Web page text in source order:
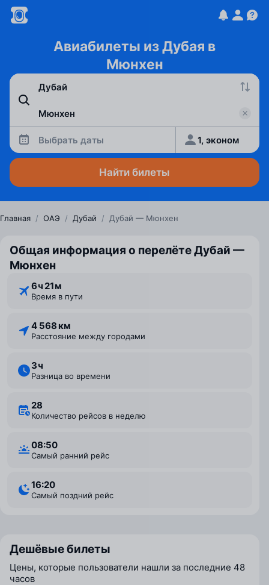
Авиабилеты из Дубая в
Мюнхен
Выбрать даты 1, эконом
Найти билеты
Главная / ОАЭ / Дубай / Дубай — Мюнхен
Общая информация о перелёте Дубай —
Мюнхен
6 ⁠ч 21 ⁠м
Время в пути
4 568 км
Расстояние между городами
3 ⁠ч
Разница во времени
28
Количество рейсов в неделю
08:50
Самый ранний рейс
16:20
Самый поздний рейс
Дешёвые билеты
Цены, которые пользователи нашли за последние 48
часов